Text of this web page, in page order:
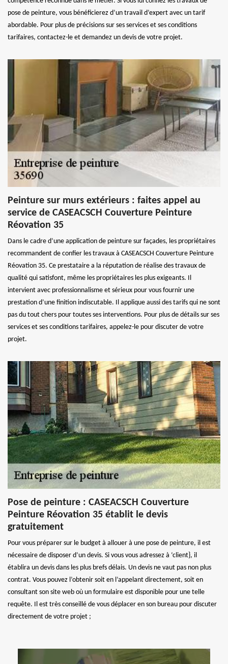
pose de peinture, vous bénéficierez d’un travail d’expert avec un tarif
abordable. Pour plus de précisions sur ses services et ses conditions
tarifaires, contactez-le et demandez un devis de votre projet.
Peinture sur murs extérieurs : faites appel au
service de CASEACSCH Couverture Peinture
Réovation 35
Dans le cadre d’une application de peinture sur façades, les propriétaires
recommandent de confier les travaux à CASEACSCH Couverture Peinture
Réovation 35. Ce prestataire a la réputation de réalise des travaux de
qualité qui satisfont, même les propriétaires les plus exigeants. Il
intervient avec professionnalisme et sérieux pour vous fournir une
prestation d’une finition indiscutable. Il applique aussi des tarifs qui ne sont
pas du tout chers pour toutes ses interventions. Pour plus de détails sur ses
services et ses conditions tarifaires, appelez-le pour discuter de votre
projet.
Pose de peinture : CASEACSCH Couverture
Peinture Réovation 35 établit le devis
gratuitement
Pour vous préparer sur le budget à allouer à une pose de peinture, il est
nécessaire de disposer d’un devis. Si vous vous adressez à ‘client}, il
établira un devis dans les plus brefs délais. Un devis ne vaut pas non plus
contrat. Vous pouvez l’obtenir soit en l’appelant directement, soit en
consultant son site web où un formulaire est disponible pour une telle
requête. Il est très conseillé de vous déplacer en son bureau pour discuter
directement de votre projet ;